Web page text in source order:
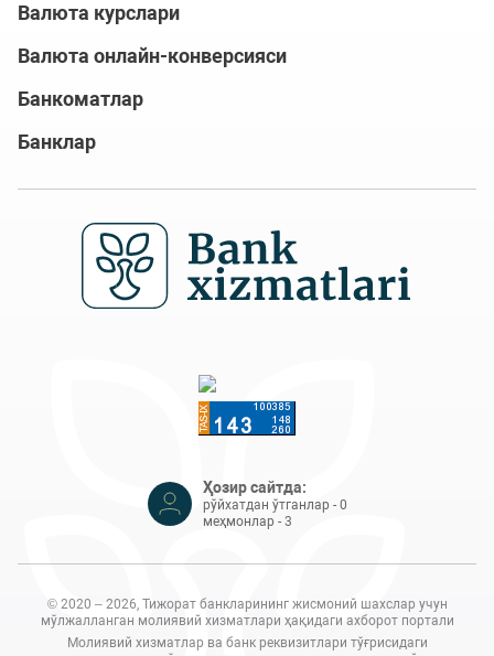
Валюта курслари
Валюта онлайн-конверсияси
Банкоматлар
Банклар
Ҳозир сайтда:
рўйхатдан ўтганлар - 0
меҳмонлар - 3
© 2020 – 2026, Тижорат банкларининг жисмоний шахслар учун
мўлжалланган молиявий хизматлари ҳақидаги ахборот портали
Молиявий хизматлар ва банк реквизитлари тўғрисидаги